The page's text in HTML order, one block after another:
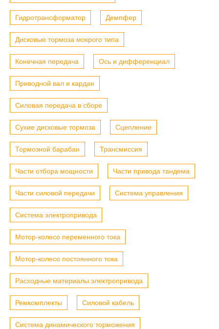
Гидротрансформатор Демпфер
Дисковые тормоза мокрого типа
Конечная передача Ось и дифференциал
Приводной вал и кардан
Силовая передача в сборе
Сухие дисковые тормоза Сцепление
Тормозной барабан Трансмиссия
Части отбора мощности Части привода тандема
Части силовой передачи Система управления
Система электропривода
Мотор-колесо переменного тока
Мотор-колесо постоянного тока
Расходные материалы электропривода
Ремкомплекты Силовой кабель
Система динамического торможения